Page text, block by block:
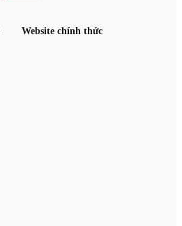
Website chính thức